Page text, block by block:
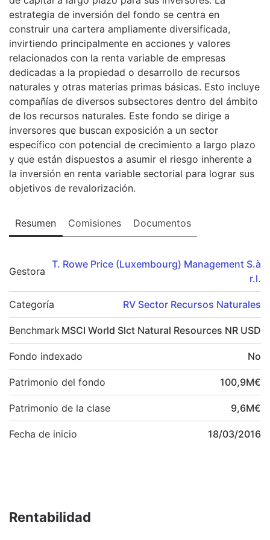
estrategia de inversión del fondo se centra en
construir una cartera ampliamente diversificada,
invirtiendo principalmente en acciones y valores
relacionados con la renta variable de empresas
dedicadas a la propiedad o desarrollo de recursos
naturales y otras materias primas básicas. Esto incluye
compañías de diversos subsectores dentro del ámbito
de los recursos naturales. Este fondo se dirige a
inversores que buscan exposición a un sector
específico con potencial de crecimiento a largo plazo
y que están dispuestos a asumir el riesgo inherente a
la inversión en renta variable sectorial para lograr sus
objetivos de revalorización.
Resumen Comisiones Documentos
Gestora
T. Rowe Price (Luxembourg) Management S.à
r.l.
Categoría RV Sector Recursos Naturales
Benchmark MSCI World Slct Natural Resources NR USD
Fondo indexado No
Patrimonio del fondo 100,9M€
Patrimonio de la clase 9,6M€
Fecha de inicio 18/03/2016
Rentabilidad